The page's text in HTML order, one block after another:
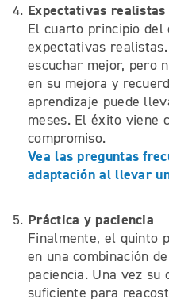
Expectativas realistas
El cuarto principio
expectativas
escuchar mejor, pero
en su mejora y
aprendizaje puede
meses. El éxito viene
compromiso.
Vea las preguntas
adaptación al llevar
Práctica y paciencia
Finalmente, el quinto
en una combinación
paciencia. Una vez
suficiente para